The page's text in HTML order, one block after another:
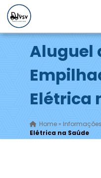
Aluguel
Elétrica
Home» Informações
Elétrica na Saúde